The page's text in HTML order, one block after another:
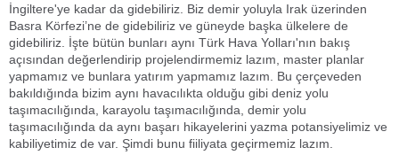
İngiltere'ye kadar da gidebiliriz. Biz demir yoluyla Irak üzerinden
Basra Körfezi’ne de gidebiliriz ve güneyde başka ülkelere de
gidebiliriz. İşte bütün bunları aynı Türk Hava Yolları'nın bakış
açısından değerlendirip projelendirmemiz lazım, master planlar
yapmamız ve bunlara yatırım yapmamız lazım. Bu çerçeveden
bakıldığında bizim aynı havacılıkta olduğu gibi deniz yolu
taşımacılığında, karayolu taşımacılığında, demir yolu
taşımacılığında da aynı başarı hikayelerini yazma potansiyelimiz ve
kabiliyetimiz de var. Şimdi bunu fiiliyata geçirmemiz lazım.